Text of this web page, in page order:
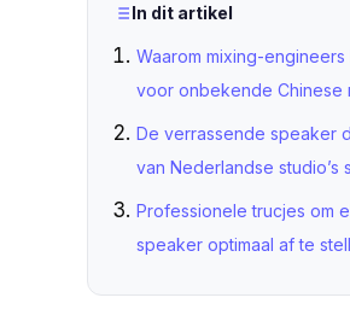
In dit artikel
Waarom mixing-
voor onbekende Chinese
De verrassende speaker
van Nederlandse studio’s
Professionele trucjes om
speaker optimaal af te